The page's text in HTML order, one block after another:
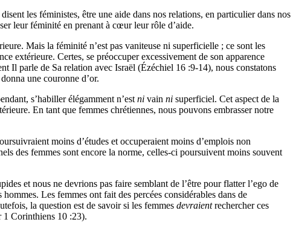
les féministes, être une aide dans nos relations, en particulier dans nos
leur féminité en prenant à cœur leur rôle d’aide.
Mais la féminité n’est pas vaniteuse ni superficielle ; ce sont les
extérieure. Certes, se préoccuper excessivement de son apparence
Il parle de Sa relation avec Israël (Ézéchiel 16 :9-14), nous constatons
une couronne d’or.
s’habiller élégamment n’est ni vain ni superficiel. Cet aspect de la
En tant que femmes chrétiennes, nous pouvons embrasser notre
moins d’études et occuperaient moins d’emplois non
des femmes sont encore la norme, celles-ci poursuivent moins souvent
et nous ne devrions pas faire semblant de l’être pour flatter l’ego de
Les femmes ont fait des percées considérables dans de
la question est de savoir si les femmes devraientrechercher ces
1 Corinthiens 10 :23).